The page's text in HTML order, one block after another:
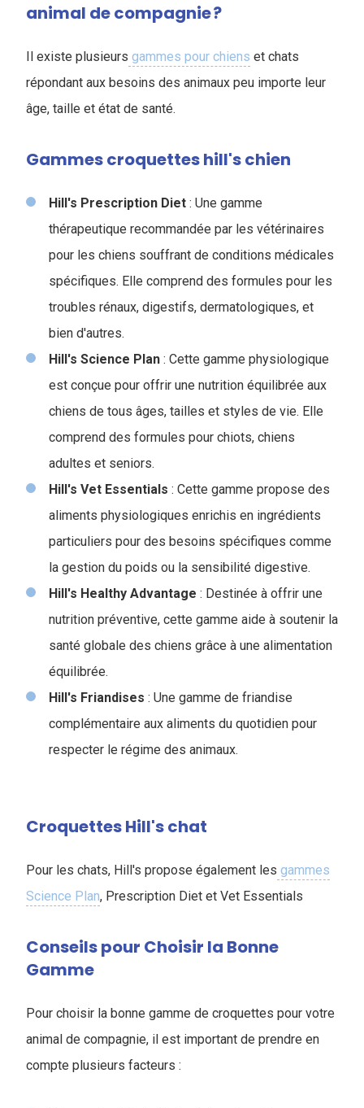
animal de compagnie ?
Il existe plusieurs gammes pour chiens et chats
répondant aux besoins des animaux peu importe leur
âge, taille et état de santé.
Gammes croquettes hill's chien
Hill's Prescription Diet : Une gamme
thérapeutique recommandée par les vétérinaires
pour les chiens souffrant de conditions médicales
spécifiques. Elle comprend des formules pour les
troubles rénaux, digestifs, dermatologiques, et
bien d'autres.
Hill's Science Plan : Cette gamme physiologique
est conçue pour offrir une nutrition équilibrée aux
chiens de tous âges, tailles et styles de vie. Elle
comprend des formules pour chiots, chiens
adultes et seniors.
Hill's Vet Essentials : Cette gamme propose des
aliments physiologiques enrichis en ingrédients
particuliers pour des besoins spécifiques comme
la gestion du poids ou la sensibilité digestive.
Hill's Healthy Advantage : Destinée à offrir une
nutrition préventive, cette gamme aide à soutenir la
santé globale des chiens grâce à une alimentation
équilibrée.
Hill's Friandises : Une gamme de friandise
complémentaire aux aliments du quotidien pour
respecter le régime des animaux.
Croquettes Hill's chat
Pour les chats, Hill's propose également les gammes
Science Plan, Prescription Diet et Vet Essentials
Conseils pour Choisir la Bonne
Gamme
Pour choisir la bonne gamme de croquettes pour votre
animal de compagnie, il est important de prendre en
compte plusieurs facteurs :